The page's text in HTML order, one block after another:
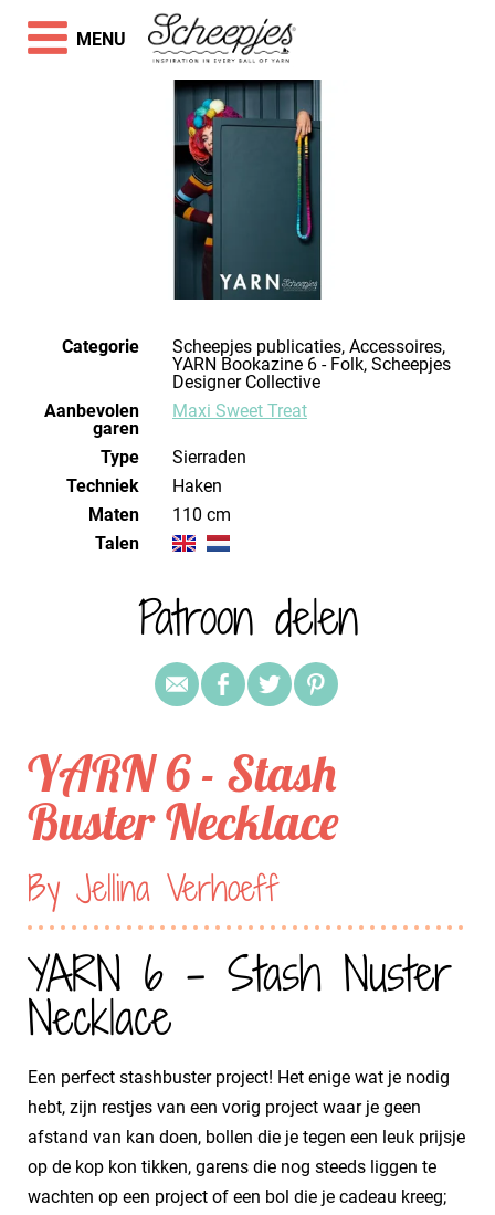
Categorie
Scheepjes publicaties, Accessoires,
YARN Bookazine 6 - Folk, Scheepjes
Designer Collective
Aanbevolen
garen
Maxi Sweet Treat
Type
Sierraden
Techniek
haken
Maten
110 cm
Talen
Patroon delen
YARN 6 - Stash
Buster Necklace
By Jellina Verhoeff
YARN 6 - Stash Nuster
Necklace
Een perfect stashbuster project! Het enige wat je nodig
hebt, zijn restjes van een vorig project waar je geen
afstand van kan doen, bollen die je tegen een leuk prijsje
op de kop kon tikken, garens die nog steeds liggen te
wachten op een project of een bol die je cadeau kreeg;
MENU